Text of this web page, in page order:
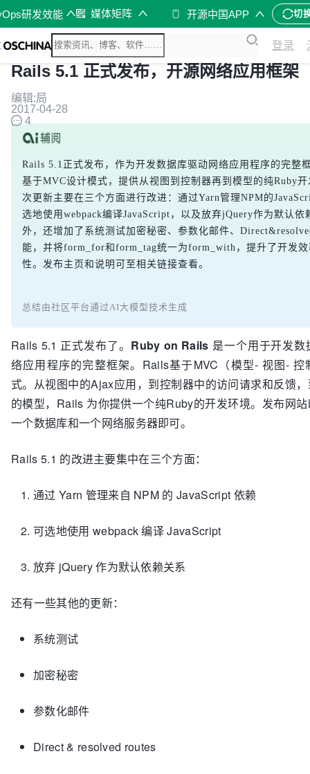
研发效能 媒体矩阵 开源中国APP 切
登录
Rails 5.1 正式发布，开源网络应用框架
编辑:局
2017-04-28
4
Rails 5.1正式发布，作为开发数据库驱动网络应用程序的完整
基于MVC设计模式，提供从视图到控制器再到模型的纯Ruby
次更新主要在三个方面进行改进：通过Yarn管理NPM的
选地使用webpack编译JavaScript，以及放弃jQuery作为默认依
外，还增加了系统测试加密秘密、参数化邮件、
能，并将form_for和form_tag统一为form_with，提升了开发
性。发布主页和说明可至相关链接查看。
总结由社区平台通过AI大模型技术生成
Rails 5.1 正式发布了。 Ruby on Rails 是一个用于开发
络应用程序的完整框架。Rails基于MVC（模型- 视图- 控
式。从视图中的Ajax应用，到控制器中的访问请求和反馈
的模型，Rails 为你提供一个纯Ruby的开发环境。发布网
一个数据库和一个网络服务器即可。
Rails 5.1 的改进主要集中在三个方面：
通过 Yarn 管理来自 NPM 的 JavaScript 依赖
可选地使用 webpack 编译 JavaScript
放弃 jQuery 作为默认依赖关系
还有一些其他的更新：
系统测试
加密秘密
参数化邮件
Direct & resolved routes